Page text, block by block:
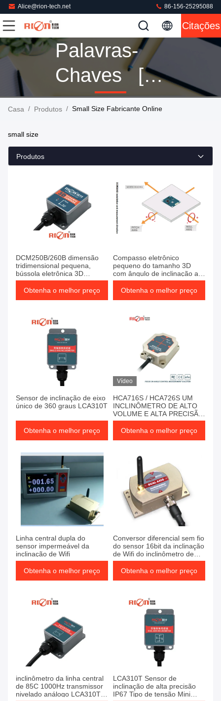
Alice@rion-tech.net 86-156-25295088
Citações
Palavras-
Chaves [
Small Size ]
Produtos
Casa / Produtos / Small Size Fabricante Online
small size
Produtos
DCM250B/260B dimensão
tridimensional pequena,
bússola eletrônica 3D
BUSILHA DIGITAL
Obtenha o melhor preço
Compasso eletrônico
pequeno do tamanho 3D
com ângulo de inclinação até
85 graus
Obtenha o melhor preço
Sensor de inclinação de eixo
único de 360 graus LCA310T
Obtenha o melhor preço
Vídeo
HCA716S / HCA726S UM
INCLINÔMETRO DE ALTO
VOLUME E ALTA PRECISÃO
CAN2.0A/B OUTPUT
Obtenha o melhor preço
Linha central dupla do
sensor impermeável da
inclinação de Wifi
Obtenha o melhor preço
Conversor diferencial sem fio
do sensor 16bit da inclinação
de Wifi do inclinômetro de
Biaxis
Obtenha o melhor preço
inclinômetro da linha central
de 85C 1000Hz transmissor
nivelado análogo LCA310T
LCA310T Sensor de
inclinação de alta precisão
IP67 Tipo de tensão Mini